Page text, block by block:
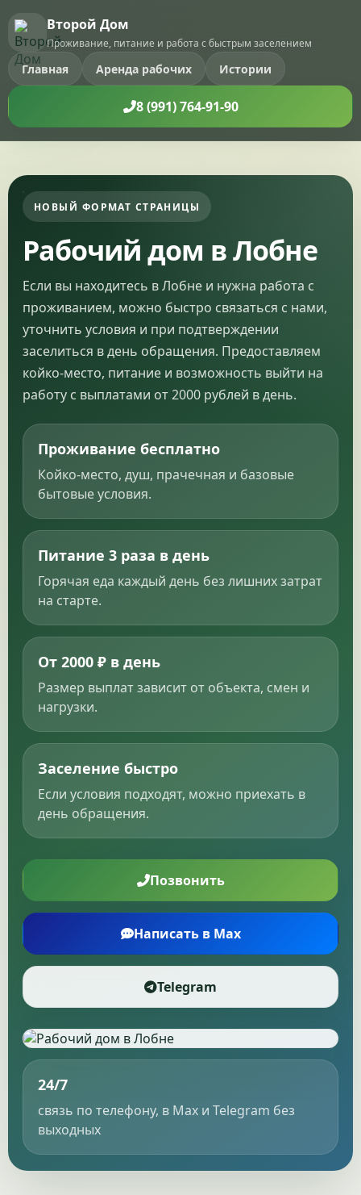
Второй Дом
Проживание, питание и работа с быстрым заселением
Главная Аренда рабочих Истории
8 (991) 764-91-90
НОВЫЙ ФОРМАТ СТРАНИЦЫ
Рабочий дом в Лобне
Если вы находитесь в Лобне и нужна работа с
проживанием, можно быстро связаться с нами,
уточнить условия и при подтверждении
заселиться в день обращения. Предоставляем
койко-место, питание и возможность выйти на
работу с выплатами от 2000 рублей в день.
Проживание бесплатно
Койко-место, душ, прачечная и базовые
бытовые условия.
Питание 3 раза в день
Горячая еда каждый день без лишних затрат
на старте.
От 2000 ₽ в день
Размер выплат зависит от объекта, смен и
нагрузки.
Заселение быстро
Если условия подходят, можно приехать в
день обращения.
Позвонить
Написать в Max
Telegram
24/7
связь по телефону, в Max и Telegram без
выходных